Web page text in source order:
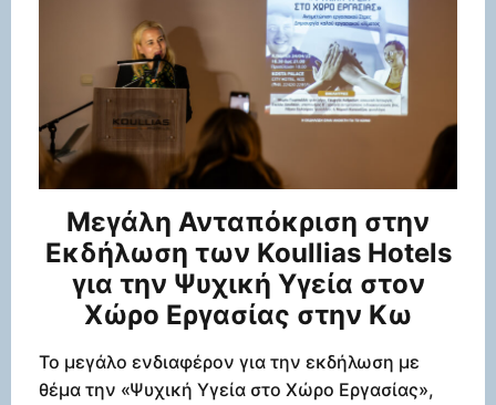
Μεγάλη Ανταπόκριση στην
Εκδήλωση των Koullias Hotels
για την Ψυχική Υγεία στον
Χώρο Εργασίας στην Κω
Το μεγάλο ενδιαφέρον για την εκδήλωση με
θέμα την «Ψυχική Υγεία στο Χώρο Εργασίας»,